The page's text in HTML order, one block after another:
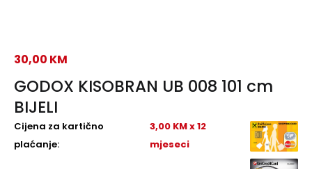
GODOX KISOBRAN UB 008 101 cm
BIJELI
30,00 KM
Cijena za kartično
plaćanje:
3,00 KM x 12
mjeseci